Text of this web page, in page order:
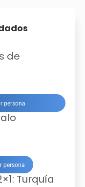
de
persona
persona
Turquía